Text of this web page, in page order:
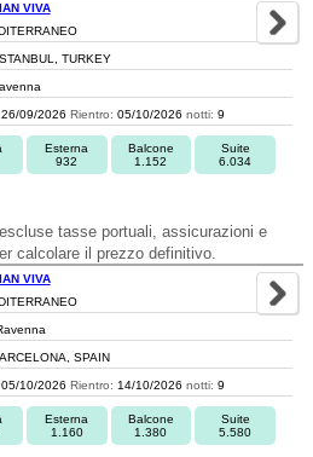
VIVA
TURKEY
26/09/2026 Rientro: 05/10/2026 notti: 9
Esterna
932
Balcone
1.152
Suite
6.034
tasse portuali, assicurazioni e
calcolare il prezzo definitivo.
VIVA
SPAIN
05/10/2026 Rientro: 14/10/2026 notti: 9
Esterna
1.160
Balcone
1.380
Suite
5.580